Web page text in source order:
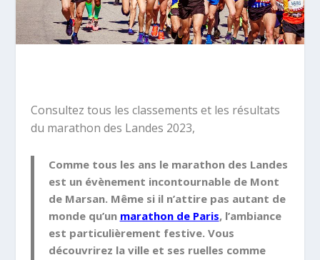
Consultez tous les classements et les résultats
du marathon des Landes 2023,
Comme tous les ans le marathon des Landes
est un évènement incontournable de Mont
de Marsan. Même si il n’attire pas autant de
monde qu’un marathon de Paris, l’ambiance
est particulièrement festive. Vous
découvrirez la ville et ses ruelles comme